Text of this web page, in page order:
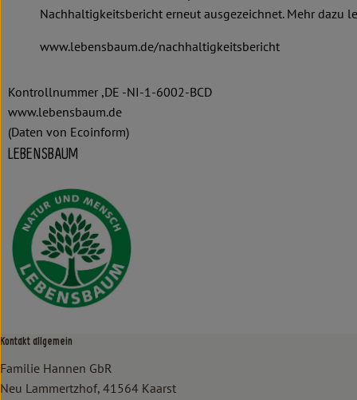
Nachhaltigkeitsbericht erneut ausgezeichnet. Mehr dazu
www.lebensbaum.de/nachhaltigkeitsbericht
Kontrollnummer ,DE -NI-1-6002-BCD
www.lebensbaum.de
(Daten von Ecoinform)
LEBENSBAUM
Kontakt allgemein
Familie Hannen GbR
Neu Lammertzhof, 41564 Kaarst